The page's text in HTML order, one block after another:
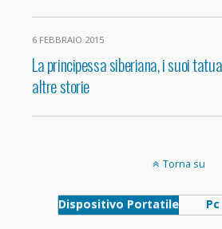
6 FEBBRAIO 2015
La principessa siberiana, i suoi
altre storie
Torna su
Dispositivo Portatile